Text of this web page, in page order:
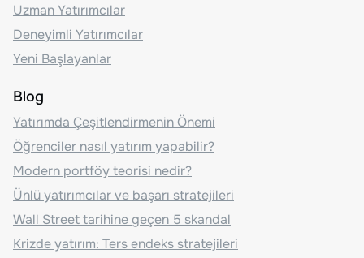
Uzman Yatırımcılar
Deneyimli Yatırımcılar
Yeni Başlayanlar
Blog
Yatırımda Çeşitlendirmenin Önemi
Öğrenciler nasıl yatırım yapabilir?
Modern portföy teorisi nedir?
Ünlü yatırımcılar ve başarı stratejileri
Wall Street tarihine geçen 5 skandal
Krizde yatırım: Ters endeks stratejileri